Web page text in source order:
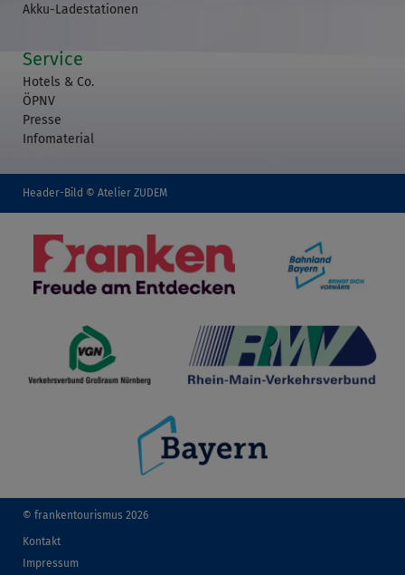
Akku-Ladestationen
Service
Hotels & Co.
ÖPNV
Presse
Infomaterial
Header-Bild © Atelier ZUDEM
© frankentourismus 2026
Kontakt
Impressum